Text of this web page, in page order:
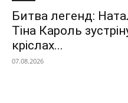
Битва легенд:
Тіна Кароль
кріслах...
07.08.2026